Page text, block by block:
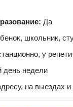
Да
школьник,
у
день недели
на выездах